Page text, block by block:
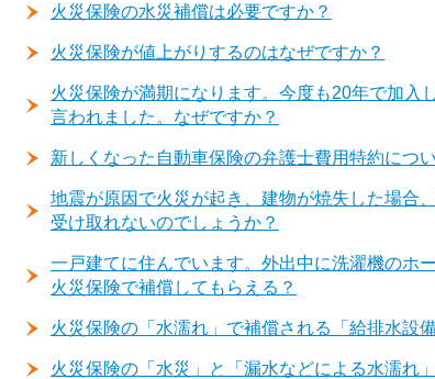
火災保険の水災補償は必要ですか？
火災保険が値上がりするのはなぜですか？
火災保険が満期になります。今度も20年で加入
言われました。なぜですか？
新しくなった自動車保険の弁護士費用特約につ
地震が原因で火災が起き、建物が焼失した場合
受け取れないのでしょうか？
一戸建てに住んでいます。外出中に洗濯機のホ
火災保険で補償してもらえる？
火災保険の「水濡れ」で補償される「給排水設
火災保険の「水災」と「漏水などによる水濡れ